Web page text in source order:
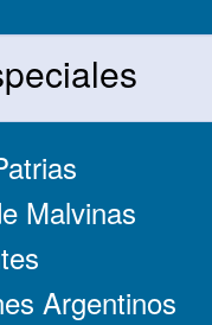
Malvinas
Argentinos